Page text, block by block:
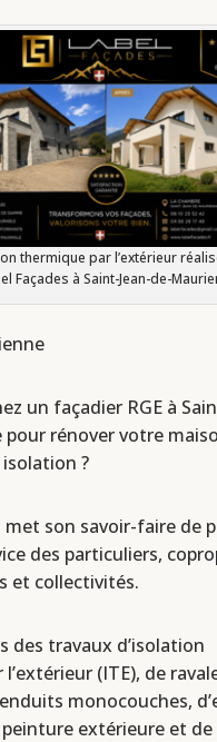
thermique par l’extérieur
Façades à Saint-Jean-de-
un façadier RGE à
pour rénover votre
?
met son savoir-faire de
des particuliers,
et collectivités.
des travaux d’isolation
(ITE), de
monocouches,
peinture extérieure et de